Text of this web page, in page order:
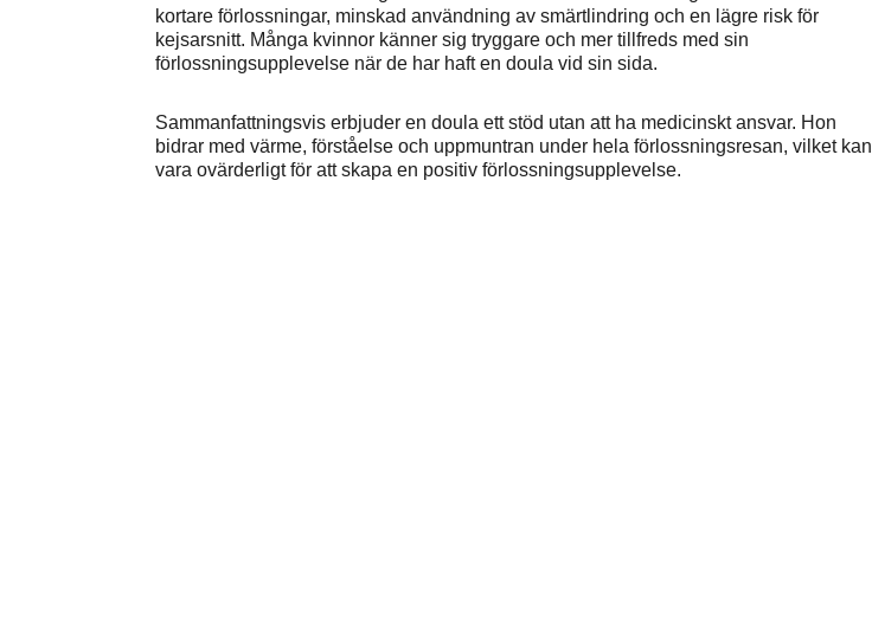
kortare förlossningar, minskad användning av smärtlindring och en lägre risk för
kejsarsnitt. Många kvinnor känner sig tryggare och mer tillfreds med sin
förlossningsupplevelse när de har haft en doula vid sin sida.
Sammanfattningsvis erbjuder en doula ett stöd utan att ha medicinskt ansvar. Hon
bidrar med värme, förståelse och uppmuntran under hela förlossningsresan, vilket kan
vara ovärderligt för att skapa en positiv förlossningsupplevelse.